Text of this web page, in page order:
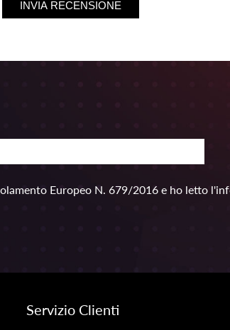
Europeo N. 679/2016 e ho letto
Servizio Clienti